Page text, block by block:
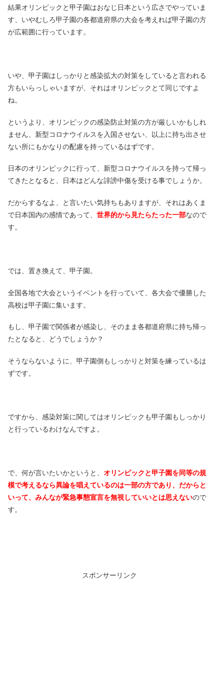
結果オリンピックと甲子園はおなじ日本という広さでやっていま
す、いやむしろ甲子園の各都道府県の大会を考えれば甲子園の方
が広範囲に行っています。
いや、甲子園はしっかりと感染拡大の対策をしていると言われる
方もいらっしゃいますが、それはオリンピックとて同じですよ
ね。
というより、オリンピックの感染防止対策の方が厳しいかもしれ
ません、新型コロナウイルスを入国させない、以上に持ち出させ
ない所にもかなりの配慮を持っているはずです。
日本のオリンピックに行って、新型コロナウイルスを持って帰っ
てきたとなると、日本はどんな誹謗中傷を受ける事でしょうか。
だからするなよ、と言いたい気持ちもありますが、それはあくま
で日本国内の感情であって、 世界的から見たらたった一部なので
す。
では、置き換えて、甲子園。
全国各地で大会というイベントを行っていて、各大会で優勝した
高校は甲子園に集います。
もし、甲子園で関係者が感染し、そのまま各都道府県に持ち帰っ
たとなると、どうでしょうか？
そうならないように、甲子園側もしっかりと対策を練っているは
ずです。
ですから、感染対策に関してはオリンピックも甲子園もしっかり
と行っているわけなんですよ。
で、何が言いたいかというと、 オリンピックと甲子園を同等の規
模で考えるなら異論を唱えているのは一部の方であり、だからと
いって、みんなが緊急事態宣言を無視していいとは思えないので
す。
スポンサーリンク